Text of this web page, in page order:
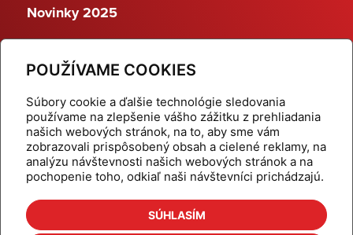
POUŽÍVAME COOKIES
Súbory cookie a ďalšie technológie sledovania
používame na zlepšenie vášho zážitku z prehliadania
našich webových stránok, na to, aby sme vám
zobrazovali prispôsobený obsah a cielené reklamy, na
analýzu návštevnosti našich webových stránok a na
pochopenie toho, odkiaľ naši návštevníci prichádzajú.
SÚHLASÍM
Novinky 2025
Dynamické termostatické ventily
Domov
Produkty
Aktuality
Odber šikovné tipy
Kalkulačky
Cenníky
Na stiahnutie
Referencie